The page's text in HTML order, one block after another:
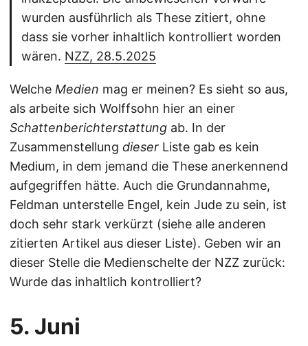
wurden ausführlich als These zitiert, ohne
dass sie vorher inhaltlich kontrolliert worden
wären. NZZ, 28.5.2025
Welche Medien mag er meinen? Es sieht so aus,
als arbeite sich Wolffsohn hier an einer
Schattenberichterstattung ab. In der
Zusammenstellung dieser Liste gab es kein
Medium, in dem jemand die These anerkennend
aufgegriffen hätte. Auch die Grundannahme,
Feldman unterstelle Engel, kein Jude zu sein, ist
doch sehr stark verkürzt (siehe alle anderen
zitierten Artikel aus dieser Liste). Geben wir an
dieser Stelle die Medienschelte der NZZ zurück:
Wurde das inhaltlich kontrolliert?
5. Juni